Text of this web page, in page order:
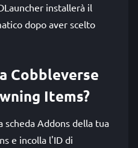
installerà il
dopo aver scelto
Cobbleverse
Items?
scheda Addons della tua
e incolla l'ID di